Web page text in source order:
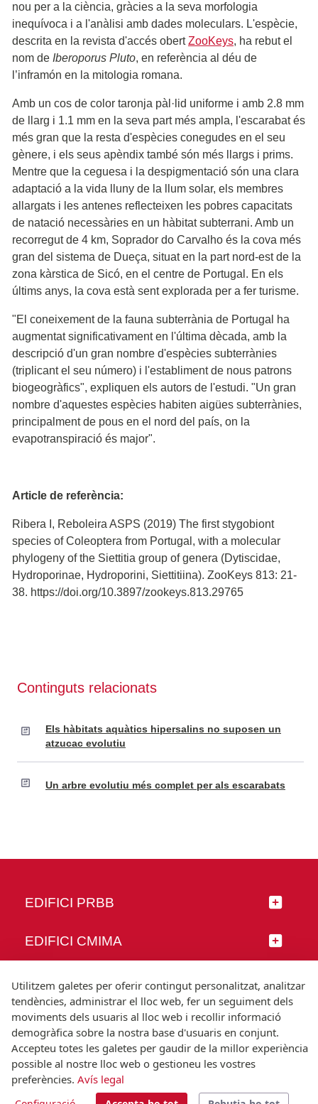
nou per a la ciència, gràcies a la seva morfologia
inequívoca i a l'anàlisi amb dades moleculars. L'espècie,
descrita en la revista d'accés obertZooKeys, ha rebut el
nom de Iberoporus Pluto, en referència al déu de
l’inframón en la mitologia romana.
Amb un cos de color taronja pàl·lid uniforme i amb 2.8 mm
de llarg i 1.1 mm en la seva part més ampla, l'escarabat és
més gran que la resta d'espècies conegudes en el seu
gènere, i els seus apèndix també són més llargs i prims.
Mentre que la ceguesa i la despigmentació són una clara
adaptació a la vida lluny de la llum solar, els membres
allargats i les antenes reflecteixen les pobres capacitats
de natació necessàries en un hàbitat subterrani. Amb un
recorregut de 4 km, Soprador do Carvalho és la cova més
gran del sistema de Dueça, situat en la part nord-est de la
zona kàrstica de Sicó, en el centre de Portugal. En els
últims anys, la cova està sent explorada per a fer turisme.
"El coneixement de la fauna subterrània de Portugal ha
augmentat significativament en l'última dècada, amb la
descripció d'un gran nombre d'espècies subterrànies
(triplicant el seu número) i l'establiment de nous patrons
biogeogràfics", expliquen els autors de l'estudi. "Un gran
nombre d'aquestes espècies habiten aigües subterrànies,
principalment de pous en el nord del país, on la
evapotranspiració és major".
Article de referència:
Ribera I, Reboleira ASPS (2019) The first stygobiont
species of Coleoptera from Portugal, with a molecular
phylogeny of the Siettitia group of genera (Dytiscidae,
Hydroporinae, Hydroporini, Siettitiina). ZooKeys 813: 21-
38. https://doi.org/10.3897/zookeys.813.29765
Continguts relacionats
Els hàbitats aquàtics hipersalins no suposen un
atzucac evolutiu
Un arbre evolutiu més complet per als escarabats
EDIFICI PRBB
EDIFICI CMIMA
SEGUEIX-NOS
© Universitat Pompeu Fabra
Barcelona
T.(+34) 93 542 20 00
Utilitzem galetes per oferir contingut personalitzat, analitzar
tendències, administrar el lloc web, fer un seguiment dels
moviments dels usuaris al lloc web i recollir informació
demogràfica sobre la nostra base d'usuaris en conjunt.
Accepteu totes les galetes per gaudir de la millor experiència
possible al nostre lloc web o gestioneu les vostres
preferències. Avís legal